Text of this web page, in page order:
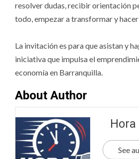
resolver dudas, recibir orientación
todo, empezar a transformar y
La invitación es para que asistan y
iniciativa que impulsa el
economía en Barranquilla.
About Author
See